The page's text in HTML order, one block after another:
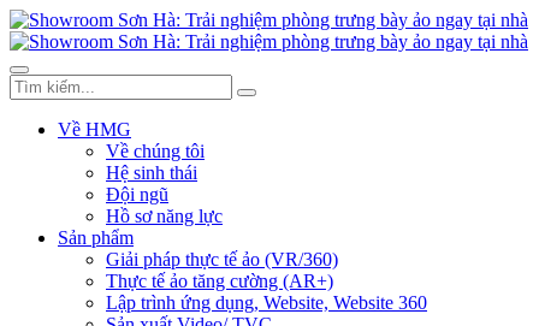
Về HMG
Về chúng tôi
Hệ sinh thái
Đội ngũ
Hồ sơ năng lực
Sản phẩm
Giải pháp thực tế ảo (VR/360)
Thực tế ảo tăng cường (AR+)
Lập trình ứng dụng, Website, Website 360